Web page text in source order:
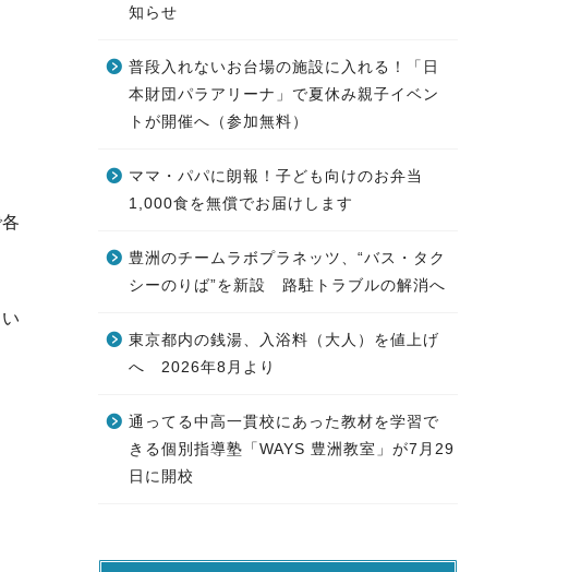
知らせ
普段入れないお台場の施設に入れる！「日
本財団パラアリーナ」で夏休み親子イベン
トが開催へ（参加無料）
ママ・パパに朗報！子ども向けのお弁当
1,000食を無償でお届けします
豊洲のチームラボプラネッツ、“バス・タク
シーのりば”を新設 路駐トラブルの解消へ
東京都内の銭湯、入浴料（大人）を値上げ
へ 2026年8月より
通ってる中高一貫校にあった教材を学習で
きる個別指導塾「WAYS 豊洲教室」が7月29
日に開校